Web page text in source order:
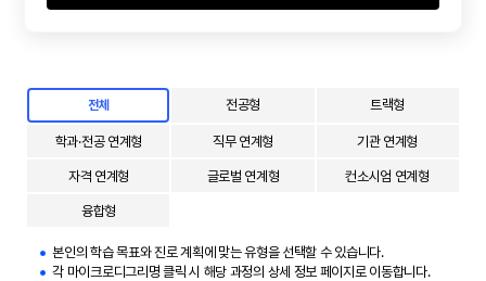
전체 전공형 트랙형
학과·전공 연계형 직무 연계형 기관 연계형
자격 연계형 글로벌 연계형 컨소시엄 연계형
융합형
본인의 학습 목표와 진로 계획에 맞는 유형을 선택할 수 있습니다.
각 마이크로디그리명 클릭 시 해당 과정의 상세 정보 페이지로 이동합니다.